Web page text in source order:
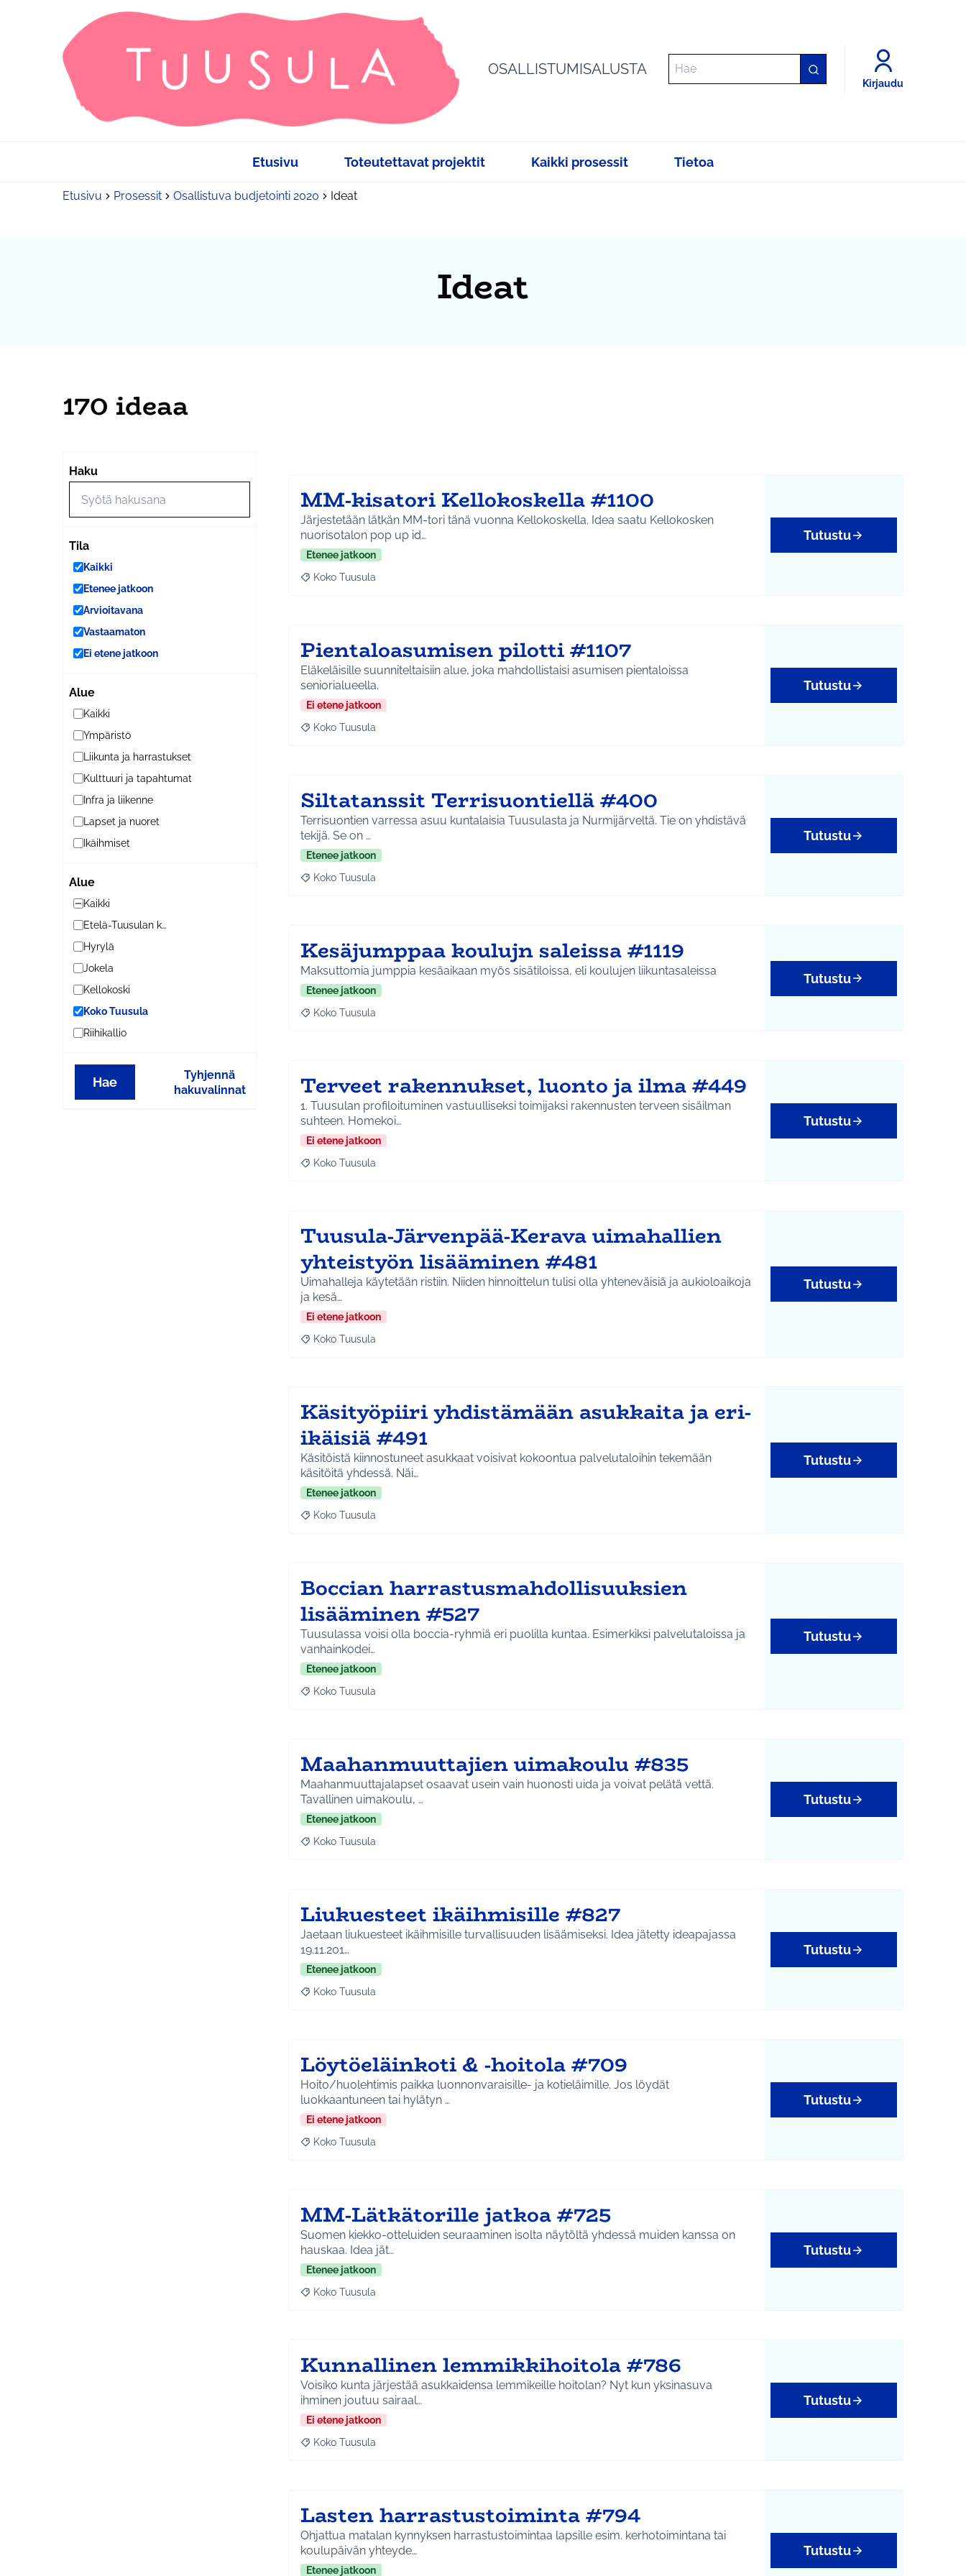
OSALLISTUMISALUSTA
Kirjaudu
Etusivu Toteutettavat projektit Kaikki prosessit Tietoa
Etusivu Prosessit Osallistuva budjetointi 2020 Ideat
Ideat
170 ideaa
Haku
Tila
Kaikki
Etenee jatkoon
Arvioitavana
Vastaamaton
Ei etene jatkoon
Alue
Kaikki
Ympäristö
Liikunta ja harrastukset
Kulttuuri ja tapahtumat
Infra ja liikenne
Lapset ja nuoret
Ikäihmiset
Alue
Kaikki
Etelä-Tuusulan kylät
Hyrylä
Jokela
Kellokoski
Koko Tuusula
Riihikallio
Hae
Tyhjennä
hakuvalinnat
−
MM-kisatori Kellokoskella #1100
Järjestetään lätkän MM-tori tänä vuonna Kellokoskella. Idea saatu Kellokosken
nuorisotalon pop up id…
Etenee jatkoon
Rajaa tulokset aihepiirin mukaan: Koko Tuusula
Koko Tuusula
Tutustu
Pientaloasumisen pilotti #1107
Eläkeläisille suunniteltaisiin alue, joka mahdollistaisi asumisen pientaloissa
seniorialueella.
Ei etene jatkoon
Rajaa tulokset aihepiirin mukaan: Koko Tuusula
Koko Tuusula
Tutustu
Siltatanssit Terrisuontiellä #400
Terrisuontien varressa asuu kuntalaisia Tuusulasta ja Nurmijärveltä. Tie on yhdistävä
tekijä. Se on …
Etenee jatkoon
Rajaa tulokset aihepiirin mukaan: Koko Tuusula
Koko Tuusula
Tutustu
Kesäjumppaa koulujn saleissa #1119
Maksuttomia jumppia kesäaikaan myös sisätiloissa, eli koulujen liikuntasaleissa
Etenee jatkoon
Rajaa tulokset aihepiirin mukaan: Koko Tuusula
Koko Tuusula
Tutustu
Terveet rakennukset, luonto ja ilma #449
1. Tuusulan profiloituminen vastuulliseksi toimijaksi rakennusten terveen sisäilman
suhteen. Homekoi…
Ei etene jatkoon
Rajaa tulokset aihepiirin mukaan: Koko Tuusula
Koko Tuusula
Tutustu
Tuusula-Järvenpää-Kerava uimahallien
yhteistyön lisääminen #481
Uimahalleja käytetään ristiin. Niiden hinnoittelun tulisi olla yhteneväisiä ja aukioloaikoja
ja kesä…
Ei etene jatkoon
Rajaa tulokset aihepiirin mukaan: Koko Tuusula
Koko Tuusula
Tutustu
Käsityöpiiri yhdistämään asukkaita ja eri-
ikäisiä #491
Käsitöistä kiinnostuneet asukkaat voisivat kokoontua palvelutaloihin tekemään
käsitöitä yhdessä. Näi…
Etenee jatkoon
Rajaa tulokset aihepiirin mukaan: Koko Tuusula
Koko Tuusula
Tutustu
Boccian harrastusmahdollisuuksien
lisääminen #527
Tuusulassa voisi olla boccia-ryhmiä eri puolilla kuntaa. Esimerkiksi palvelutaloissa ja
vanhainkodei…
Etenee jatkoon
Rajaa tulokset aihepiirin mukaan: Koko Tuusula
Koko Tuusula
Tutustu
Maahanmuuttajien uimakoulu #835
Maahanmuuttajalapset osaavat usein vain huonosti uida ja voivat pelätä vettä.
Tavallinen uimakoulu, …
Etenee jatkoon
Rajaa tulokset aihepiirin mukaan: Koko Tuusula
Koko Tuusula
Tutustu
Liukuesteet ikäihmisille #827
Jaetaan liukuesteet ikäihmisille turvallisuuden lisäämiseksi. Idea jätetty ideapajassa
19.11.201…
Etenee jatkoon
Rajaa tulokset aihepiirin mukaan: Koko Tuusula
Koko Tuusula
Tutustu
Löytöeläinkoti & -hoitola #709
Hoito/huolehtimis paikka luonnonvaraisille- ja kotieläimille. Jos löydät
luokkaantuneen tai hylätyn …
Ei etene jatkoon
Rajaa tulokset aihepiirin mukaan: Koko Tuusula
Koko Tuusula
Tutustu
MM-Lätkätorille jatkoa #725
Suomen kiekko-otteluiden seuraaminen isolta näytöltä yhdessä muiden kanssa on
hauskaa. Idea jät…
Etenee jatkoon
Rajaa tulokset aihepiirin mukaan: Koko Tuusula
Koko Tuusula
Tutustu
Kunnallinen lemmikkihoitola #786
Voisiko kunta järjestää asukkaidensa lemmikeille hoitolan? Nyt kun yksinasuva
ihminen joutuu sairaal…
Ei etene jatkoon
Rajaa tulokset aihepiirin mukaan: Koko Tuusula
Koko Tuusula
Tutustu
Lasten harrastustoiminta #794
Ohjattua matalan kynnyksen harrastustoimintaa lapsille esim. kerhotoimintana tai
koulupäivän yhteyde…
Etenee jatkoon
Tutustu